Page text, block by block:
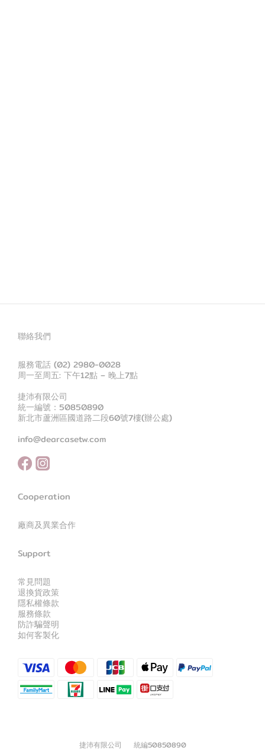
聯絡我們
服務電話 (02) 2980-0028
周一至周五: 下午12點 – 晚上7點
捷沛有限公司
統一編號：50850890
新北市蘆洲區國道路二段60號7樓(辦公處)
info@dearcasetw.com
Cooperation
廠商及異業合作
Support
常見問題
退換貨政策
隱私權條款
服務條款
防詐騙聲明
如何客製化
捷沛有限公司 統編50850890